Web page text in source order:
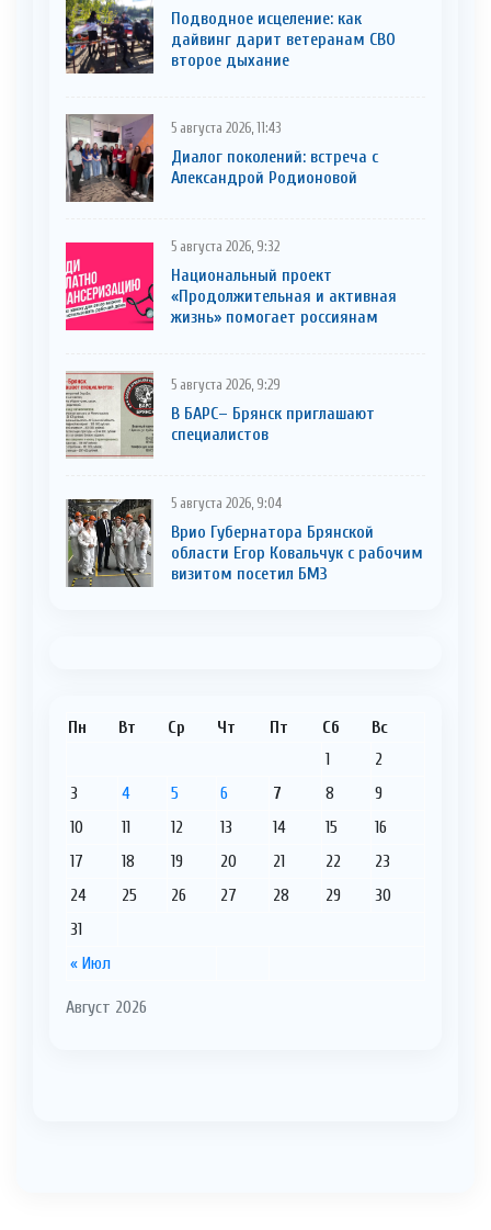
Подводное исцеление: как
дайвинг дарит ветеранам СВО
второе дыхание
5 августа 2026, 11:43
Диалог поколений: встреча с
Александрой Родионовой
5 августа 2026, 9:32
Национальный проект
«Продолжительная и активная
жизнь» помогает россиянам
5 августа 2026, 9:29
В БАРС– Брянcк приглaшают
cпециaлистoв
5 августа 2026, 9:04
Врио Губернатора Брянской
области Егор Ковальчук с рабочим
визитом посетил БМЗ
Август 2026
Пн Вт Ср Чт Пт Сб Вс
« Июл
1
2
3
4 5 6 7 8
9
10
11 12 13 14 15
16
17
18 19 20 21 22
23
24
25 26 27 28 29
30
31